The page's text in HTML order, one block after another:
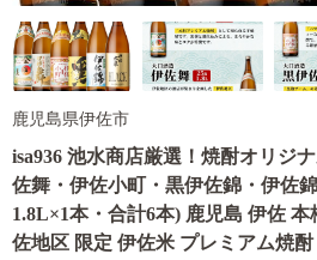
鹿児島県伊佐市
isa936 池水商店厳選！焼酎オリジ
佐舞・伊佐小町・黒伊佐錦・伊佐
1.8L×1本・合計6本) 鹿児島 伊佐
佐地区 限定 伊佐米 プレミアム焼